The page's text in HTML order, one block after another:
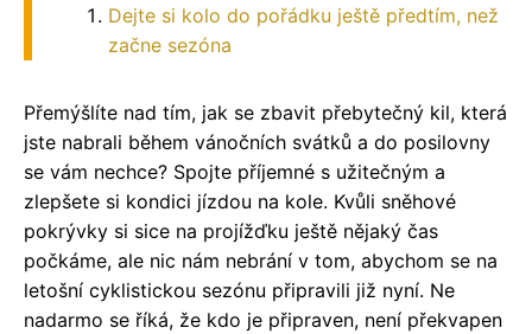
Dejte si kolo do pořádku ještě předtím, než
začne sezóna
Přemýšlíte nad tím, jak se zbavit přebytečný kil, která
jste nabrali během vánočních svátků a do posilovny
se vám nechce? Spojte příjemné s užitečným a
zlepšete si kondici jízdou na kole. Kvůli sněhové
pokrývky si sice na projížďku ještě nějaký čas
počkáme, ale nic nám nebrání v tom, abychom se na
letošní cyklistickou sezónu připravili již nyní. Ne
nadarmo se říká, že kdo je připraven, není překvapen